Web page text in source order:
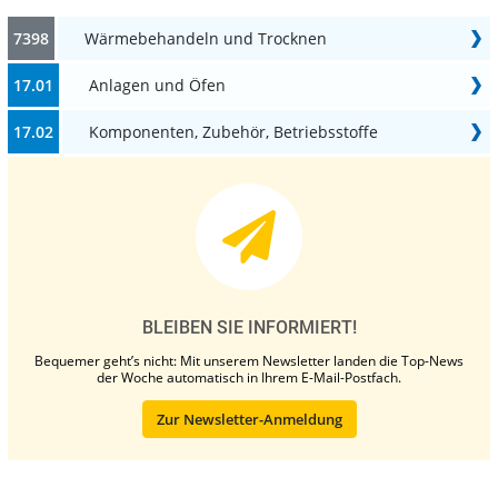
7398 Wärmebehandeln und Trocknen
17.01 Anlagen und Öfen
17.02 Komponenten, Zubehör, Betriebsstoffe
BLEIBEN SIE INFORMIERT!
Bequemer geht’s nicht: Mit unserem Newsletter landen die Top-News
der Woche automatisch in Ihrem E-Mail-Postfach.
Zur Newsletter-Anmeldung